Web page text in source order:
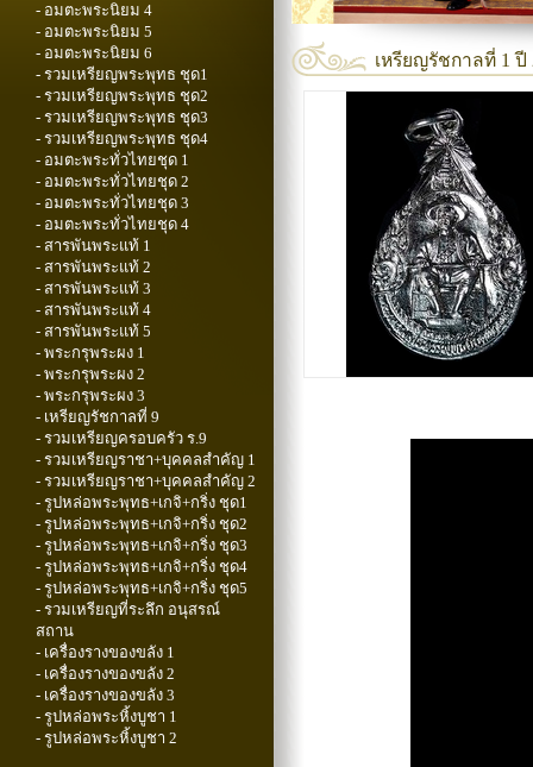
- อมตะพระนิยม 4
- อมตะพระนิยม 5
- อมตะพระนิยม 6
- รวมเหรียญพระพุทธ ชุด1
- รวมเหรียญพระพุทธ ชุด2
- รวมเหรียญพระพุทธ ชุด3
- รวมเหรียญพระพุทธ ชุด4
- อมตะพระทั่วไทยชุด 1
- อมตะพระทั่วไทยชุด 2
- อมตะพระทั่วไทยชุด 3
- อมตะพระทั่วไทยชุด 4
- สารพันพระแท้ 1
- สารพันพระแท้ 2
- สารพันพระแท้ 3
- สารพันพระแท้ 4
- สารพันพระแท้ 5
- พระกรุพระผง 1
- พระกรุพระผง 2
- พระกรุพระผง 3
- เหรียญรัชกาลที่ 9
- รวมเหรียญครอบครัว ร.9
- รวมเหรียญราชา+บุคคลสำคัญ 1
- รวมเหรียญราชา+บุคคลสำคัญ 2
- รูปหล่อพระพุทธ+เกจิ+กริ่ง ชุด1
- รูปหล่อพระพุทธ+เกจิ+กริ่ง ชุด2
- รูปหล่อพระพุทธ+เกจิ+กริ่ง ชุด3
- รูปหล่อพระพุทธ+เกจิ+กริ่ง ชุด4
- รูปหล่อพระพุทธ+เกจิ+กริ่ง ชุด5
- รวมเหรียญที่ระลึก อนุสรณ์
สถาน
- เครื่องรางของขลัง 1
- เครื่องรางของขลัง 2
- เครื่องรางของขลัง 3
- รูปหล่อพระหิ้งบูชา 1
- รูปหล่อพระหิ้งบูชา 2
เหรียญรัชกาลที่ 1 ปี